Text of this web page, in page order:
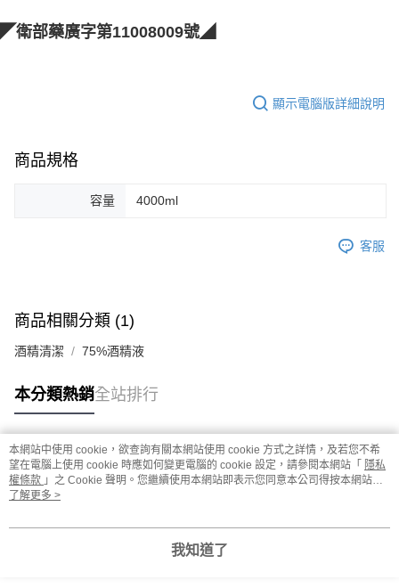
◤衛部藥廣字第11008009號◢
顯示電腦版詳細說明
商品規格
容量 4000ml
客服
商品相關分類 (1)
酒精清潔 75%酒精液
本分類熱銷全站排行
熱門標籤
本網站中使用 cookie，欲查詢有關本網站使用 cookie 方式之詳情，及若您不希
望在電腦上使用 cookie 時應如何變更電腦的 cookie 設定，請參閱本網站「 隱私
權條款 」之 Cookie 聲明。您繼續使用本網站即表示您同意本公司得按本網站使
用條款之 Cookie 聲明使用 cookie。
了解更多 >
我知道了